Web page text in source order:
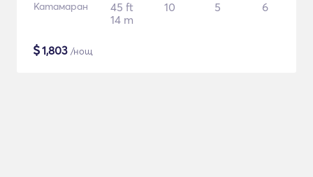
Катамаран
45 ft
14 m
10 5 6
$1,803 /нощ